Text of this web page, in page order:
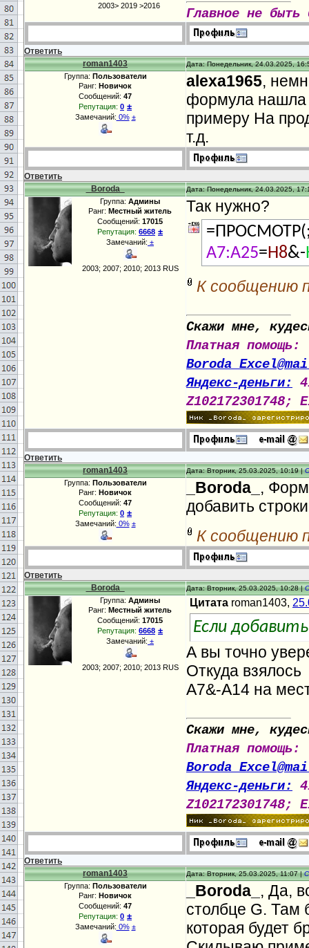
2003> 2019 >2016
Главное не быть
Ответить
roman1403
Дата: Понедельник, 24.03.2025,
Группа: Пользователи
Ранг: Новичок
Сообщений: 47
Репутация: 0 ±
Замечаний: 0% ±
alexa1965,
формула нашла
примеру На
т.д.
Ответить
_Boroda_
Дата: Понедельник, 24.03.2025,
Группа: Админы
Ранг: Местный житель
Сообщений: 17015
Репутация: 6668 ±
Замечаний: ±
2003; 2007; 2010; 2013 RUS
Так нужно?
A7:A25=H8&-
К сообщению
Скажи мне,
Платная помощь:
Яндекс-деньги:
Z102172301748;
Ответить
roman1403
Дата: Вторник, 25.03.2025, 10:19 |
Группа: Пользователи
Ранг: Новичок
Сообщений: 47
Репутация: 0 ±
Замечаний: 0% ±
_Boroda_ ,
добавить
К сообщению
Ответить
_Boroda_
Дата: Вторник, 25.03.2025, 10:28 |
Группа: Админы
Ранг: Местный житель
Сообщений: 17015
Репутация: 6668 ±
Замечаний: ±
2003; 2007; 2010; 2013 RUS
Цитата roman1403,
Если
А вы точно
Откуда взялось
A7&-A14 на
Скажи мне,
Платная помощь:
Яндекс-деньги:
Z102172301748;
Ответить
roman1403
Дата: Вторник, 25.03.2025, 11:07 |
Группа: Пользователи
Ранг: Новичок
Сообщений: 47
Репутация: 0 ±
Замечаний: 0% ±
_Boroda_ , Да,
столбце G. Там
которая будет